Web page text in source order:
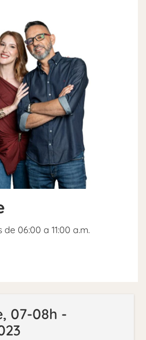
06:00 a 11:00 a.m.
07-08h -